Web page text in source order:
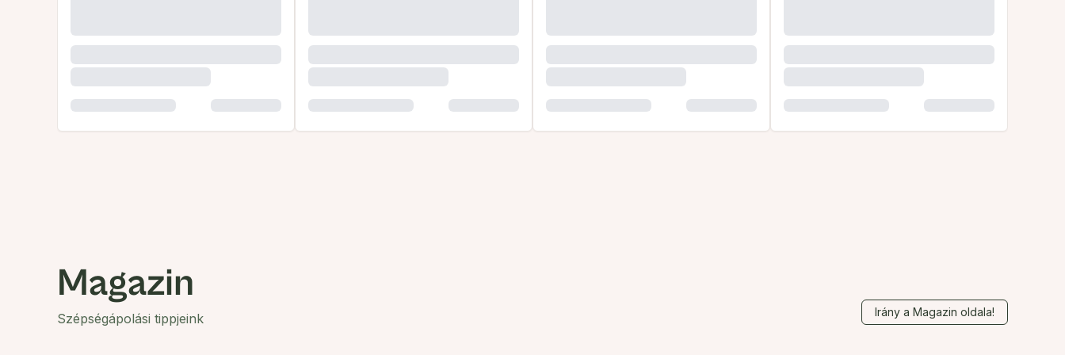
Magazin
Szépségápolási tippjeink Irány a Magazin oldala!